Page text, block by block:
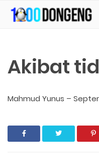
KUMPULAN CERITA ANAK
Akibat
Mahmud Yunus –